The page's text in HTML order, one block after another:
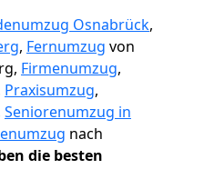
Osnabrück,
, Fernumzug von
Firmenumzug,
Praxisumzug,
Seniorenumzug in
nach
die besten